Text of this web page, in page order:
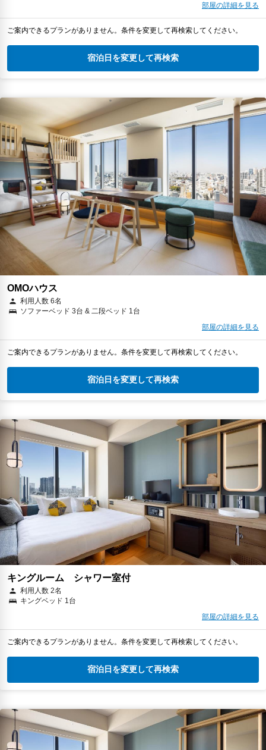
部屋の詳細を見る
ご案内できるプランがありません。条件を変更して再検索してください。
宿泊日を変更して再検索
OMOハウス
利用人数 6名
ソファーベッド 3台 & 二段ベッド 1台
部屋の詳細を見る
ご案内できるプランがありません。条件を変更して再検索してください。
宿泊日を変更して再検索
キングルーム シャワー室付
利用人数 2名
キングベッド 1台
部屋の詳細を見る
ご案内できるプランがありません。条件を変更して再検索してください。
宿泊日を変更して再検索